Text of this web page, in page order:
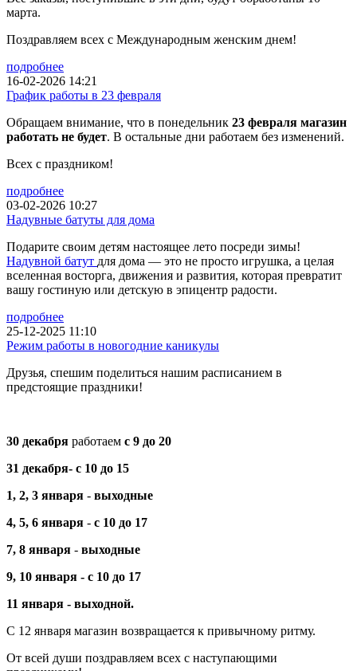
марта.
Поздравляем всех с Международным женским днем!
подробнее
16-02-2026 14:21
График работы в 23 февраля
Обращаем внимание, что в понедельник 23 февраля магазин
работать не будет. В остальные дни работаем без изменений.
Всех с праздником!
подробнее
03-02-2026 10:27
Надувные батуты для дома
Подарите своим детям настоящее лето посреди зимы!
Надувной батут для дома — это не просто игрушка, а целая
вселенная восторга, движения и развития, которая превратит
вашу гостиную или детскую в эпицентр радости.
подробнее
25-12-2025 11:10
Режим работы в новогодние каникулы
Друзья, спешим поделиться нашим расписанием в
предстоящие праздники!
30 декабря работаем с 9 до 20
31 декабря- с 10 до 15
1, 2, 3 января - выходные
4, 5, 6 января - с 10 до 17
7, 8 января - выходные
9, 10 января - с 10 до 17
11 января - выходной.
С 12 января магазин возвращается к привычному ритму.
От всей души поздравляем всех с наступающими